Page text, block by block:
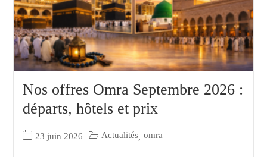
Nos offres Omra Septembre 2026 :
départs, hôtels et prix
23 juin 2026 Actualités, omra